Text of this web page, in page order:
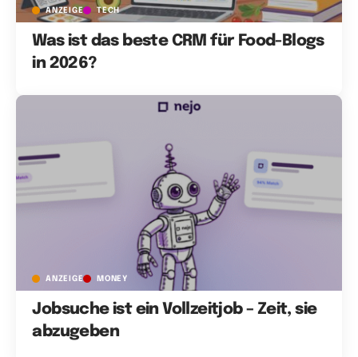
ANZEIGE TECH
Was ist das beste CRM für Food-Blogs
in 2026?
ANZEIGE MONEY
Jobsuche ist ein Vollzeitjob – Zeit, sie
abzugeben